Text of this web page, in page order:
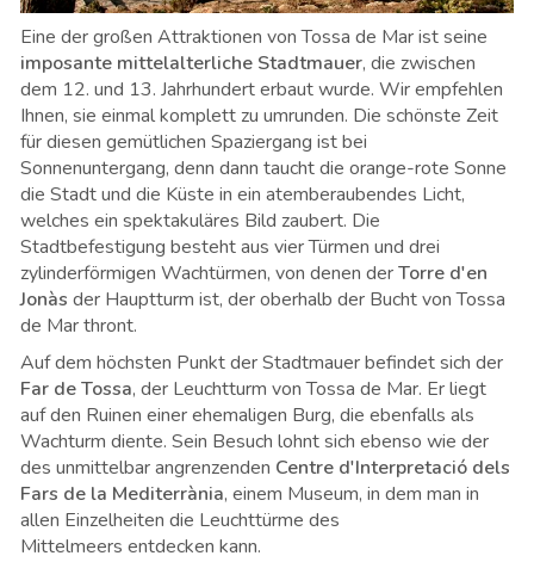
Eine der großen Attraktionen von Tossa de Mar ist seine
imposante mittelalterliche Stadtmauer, die zwischen
dem 12. und 13. Jahrhundert erbaut wurde. Wir empfehlen
Ihnen, sie einmal komplett zu umrunden. Die schönste Zeit
für diesen gemütlichen Spaziergang ist bei
Sonnenuntergang, denn dann taucht die orange-rote Sonne
die Stadt und die Küste in ein atemberaubendes Licht,
welches ein spektakuläres Bild zaubert. Die
Stadtbefestigung besteht aus vier Türmen und drei
zylinderförmigen Wachtürmen, von denen derTorre d'en
Jonàs der Hauptturm ist, der oberhalb der Bucht von Tossa
de Mar thront.
Auf dem höchsten Punkt der Stadtmauer befindet sich der
Far de Tossa, der Leuchtturm von Tossa de Mar. Er liegt
auf den Ruinen einer ehemaligen Burg, die ebenfalls als
Wachturm diente. Sein Besuch lohnt sich ebenso wie der
des unmittelbar angrenzenden Centre d'Interpretació dels
Fars de la Mediterrània, einem Museum, in dem man in
allen Einzelheiten die Leuchttürme des
Mittelmeers entdecken kann.